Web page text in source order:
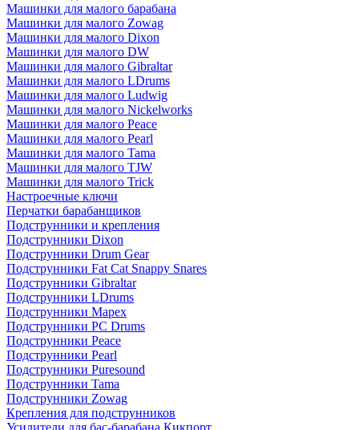
Машинки для малого барабана
Машинки для малого Zowag
Машинки для малого Dixon
Машинки для малого DW
Машинки для малого Gibraltar
Машинки для малого LDrums
Машинки для малого Ludwig
Машинки для малого Nickelworks
Машинки для малого Peace
Машинки для малого Pearl
Машинки для малого Tama
Машинки для малого TJW
Машинки для малого Trick
Настроечные ключи
Перчатки барабанщиков
Подструнники и крепления
Подструнники Dixon
Подструнники Drum Gear
Подструнники Fat Cat Snappy Snares
Подструнники Gibraltar
Подструнники LDrums
Подструнники Mapex
Подструнники PC Drums
Подструнники Peace
Подструнники Pearl
Подструнники Puresound
Подструнники Tama
Подструнники Zowag
Крепления для подструнников
Усилители для бас-барабана Кикпорт